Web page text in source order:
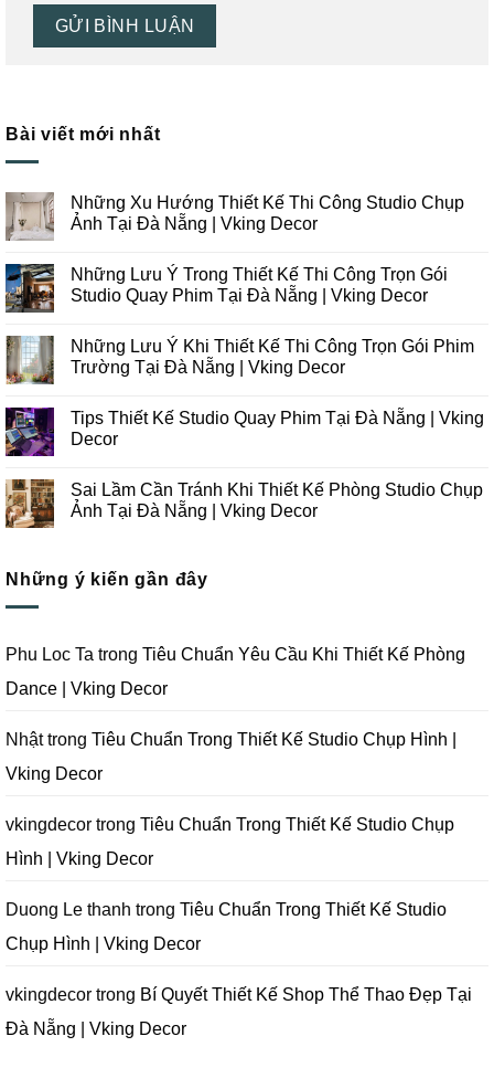
Bài viết mới nhất
Những Xu Hướng Thiết Kế Thi Công Studio Chụp
Ảnh Tại Đà Nẵng | Vking Decor
bình
luận
ở
Hướng
Thiết
Kế
Studio
Chụp
Ảnh
Nẵng
Vking
Những Lưu Ý Trong Thiết Kế Thi Công Trọn Gói
Studio Quay Phim Tại Đà Nẵng | Vking Decor
bình
luận
ở
Ý
Trong
Thiết
Công
Trọn
Gói
Tại
Đà
Decor
Những Lưu Ý Khi Thiết Kế Thi Công Trọn Gói Phim
Trường Tại Đà Nẵng | Vking Decor
bình
luận
ở
Ý
Khi
Thiết
Trọn
Gói
Đà
Nẵng
Vking
Tips Thiết Kế Studio Quay Phim Tại Đà Nẵng | Vking
Decor
bình
luận
ở
Studio
Quay
Nẵng
|
Decor
Sai Lầm Cần Tránh Khi Thiết Kế Phòng Studio Chụp
Ảnh Tại Đà Nẵng | Vking Decor
luận
ở
Tránh
Khi
Kế
Chụp
Ảnh
Đà
Vking
Decor
Những ý kiến gần đây
Phu Loc Ta trong Tiêu Chuẩn Yêu Cầu Khi Thiết Kế Phòng
Dance | Vking Decor
Nhậttrong Tiêu Chuẩn Trong Thiết Kế Studio Chụp Hình |
Vking Decor
vkingdecor trong Tiêu Chuẩn Trong Thiết Kế Studio Chụp
Hình | Vking Decor
Duong Le thanh trong Tiêu Chuẩn Trong Thiết Kế Studio
Chụp Hình | Vking Decor
vkingdecor trong Bí Quyết Thiết Kế Shop Thể Thao Đẹp Tại
Đà Nẵng | Vking Decor